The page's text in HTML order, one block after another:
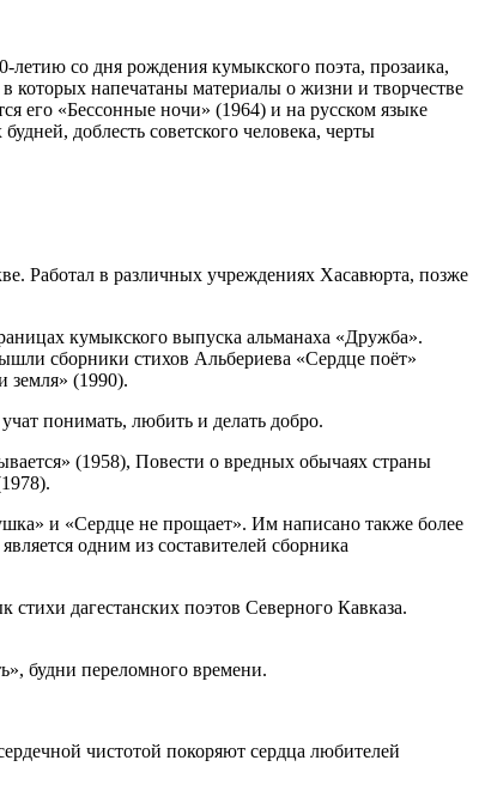
летию со дня рождения кумыкского поэта, прозаика,
которых напечатаны материалы о жизни и творчестве
его «Бессонные ночи» (1964) и на русском языке
доблесть советского человека, черты
Работал в различных учреждениях Хасавюрта, позже
кумыкского выпуска альманаха «Дружба».
сборники стихов Альбериева «Сердце поёт»
земля» (1990).
понимать, любить и делать добро.
(1958), Повести о вредных обычаях страны
и «Сердце не прощает». Им написано также более
одним из составителей сборника
стихи дагестанских поэтов Северного Кавказа.
будни переломного времени.
чистотой покоряют сердца любителей